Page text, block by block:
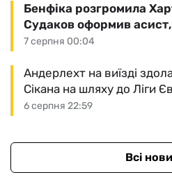
7 серпня 00:04
Бенфіка розгромила
Судаков оформив асист,
6 серпня 22:59
Андерлехт на виїзді
Сікана на шляху до Ліги
Всі